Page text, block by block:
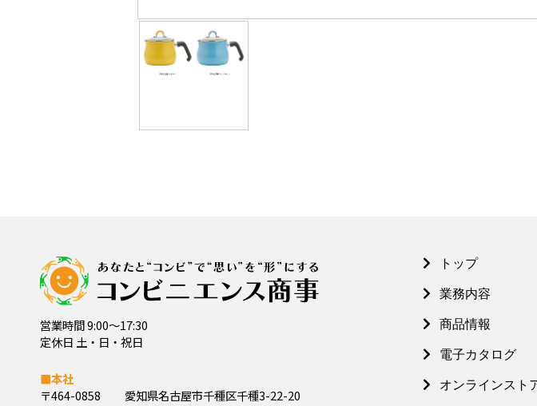
営業時間 9:00～17:30
定休日 土・日・祝日
■本社
〒464-0858
愛知県名古屋市千種区千種3-22-20
トップ
業務内容
商品情報
電子カタログ
オンラインスト